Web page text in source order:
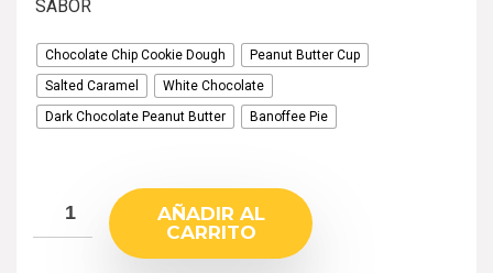
SABOR
Chocolate Chip Cookie Dough
Peanut Butter Cup
Salted Caramel
White Chocolate
Dark Chocolate Peanut Butter
Banoffee Pie
AÑADIR AL
CARRITO